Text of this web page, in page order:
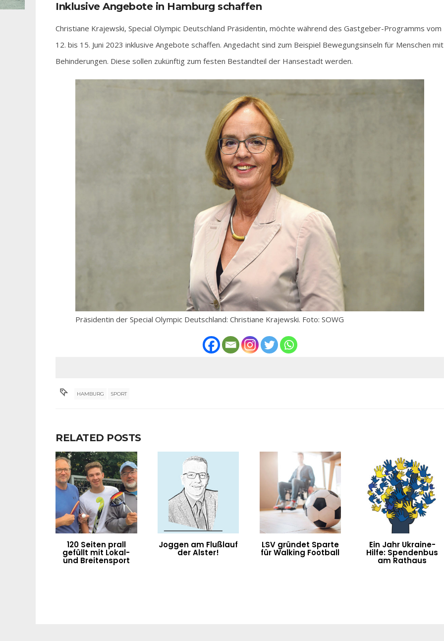
Inklusive Angebote in Hamburg schaffen
Christiane Krajewski, Special Olympic Deutschland Präsidentin, möchte während des Gastgeber-Programms vom
12. bis 15. Juni 2023 inklusive Angebote schaffen. Angedacht sind zum Beispiel Bewegungsinseln für Menschen mit
Behinderungen. Diese sollen zukünftig zum festen Bestandteil der Hansestadt werden.
Präsidentin der Special Olympic Deutschland: Christiane Krajewski. Foto: SOWG
HAMBURG SPORT
RELATED POSTS
120 Seiten prall
gefüllt mit Lokal-
und Breitensport
Joggen am Flußlauf
der Alster!
LSV gründet Sparte
für Walking Football
Ein Jahr Ukraine-
Hilfe: Spendenbus
am Rathaus